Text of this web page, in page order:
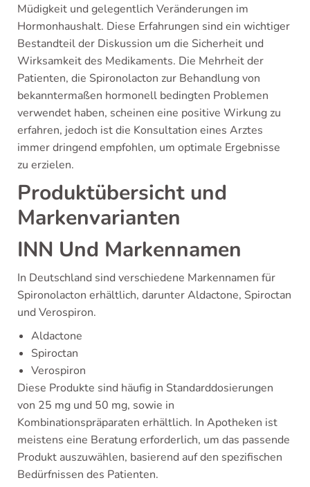
Müdigkeit und gelegentlich Veränderungen im
Hormonhaushalt. Diese Erfahrungen sind ein wichtiger
Bestandteil der Diskussion um die Sicherheit und
Wirksamkeit des Medikaments. Die Mehrheit der
Patienten, die Spironolacton zur Behandlung von
bekanntermaßen hormonell bedingten Problemen
verwendet haben, scheinen eine positive Wirkung zu
erfahren, jedoch ist die Konsultation eines Arztes
immer dringend empfohlen, um optimale Ergebnisse
zu erzielen.
Produktübersicht und
Markenvarianten
INN Und Markennamen
In Deutschland sind verschiedene Markennamen für
Spironolacton erhältlich, darunter Aldactone, Spiroctan
und Verospiron.
Aldactone
Spiroctan
Verospiron
Diese Produkte sind häufig in Standarddosierungen
von 25 mg und 50 mg, sowie in
Kombinationspräparaten erhältlich. In Apotheken ist
meistens eine Beratung erforderlich, um das passende
Produkt auszuwählen, basierend auf den spezifischen
Bedürfnissen des Patienten.